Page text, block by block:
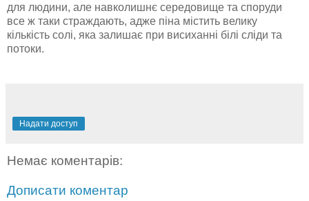
для людини, але навколишнє середовище та споруди
все ж таки страждають, адже піна містить велику
кількість солі, яка залишає при висиханні білі сліди та
потоки.
Надати доступ
Немає коментарів:
Дописати коментар